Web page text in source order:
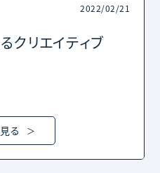
2022/02/21
クリエイティブ
る